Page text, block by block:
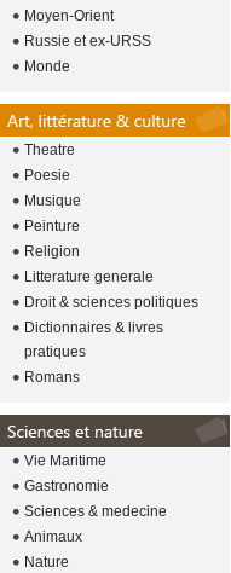
Moyen-Orient
Russie et ex-URSS
Monde
Theatre
Poesie
Musique
Peinture
Religion
Litterature generale
Droit & sciences politiques
Dictionnaires & livres
pratiques
Romans
Vie Maritime
Gastronomie
Sciences & medecine
Animaux
Nature